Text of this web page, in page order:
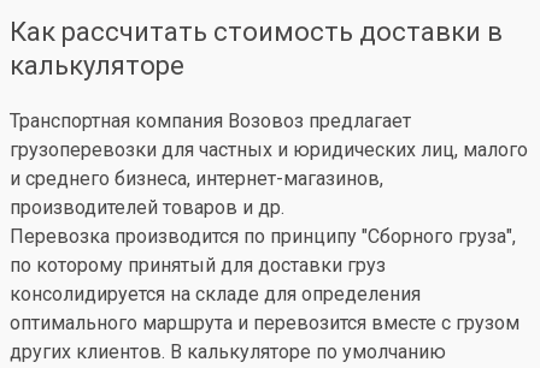
Как рассчитать стоимость доставки в
калькуляторе
Транспортная компания Возовоз предлагает
грузоперевозки для частных и юридических лиц, малого
и среднего бизнеса, интернет-магазинов,
производителей товаров и др.
Перевозка производится по принципу "Сборного груза",
по которому принятый для доставки груз
консолидируется на складе для определения
оптимального маршрута и перевозится вместе с грузом
других клиентов. В калькуляторе по умолчанию